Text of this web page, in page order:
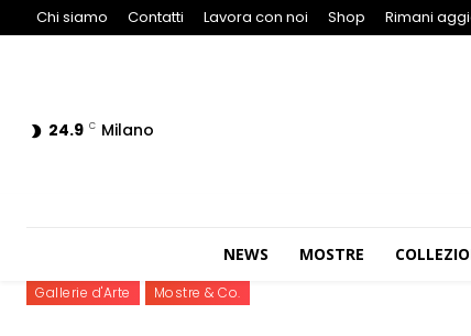
Chi siamo Contatti Lavora con noi Shop Rimani
24.9 C Milano
NEWS MOSTRE
Gallerie d'Arte Mostre & Co.